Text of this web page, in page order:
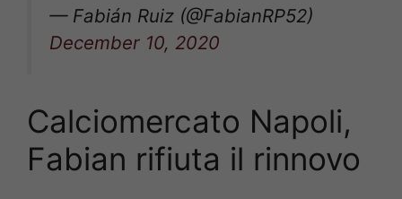
— Fabián Ruiz (@FabianRP52)
December 10, 2020
Calciomercato Napoli,
Fabian rifiuta il rinnovo